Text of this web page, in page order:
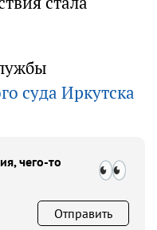
суда Иркутска
чего-то
Отправить